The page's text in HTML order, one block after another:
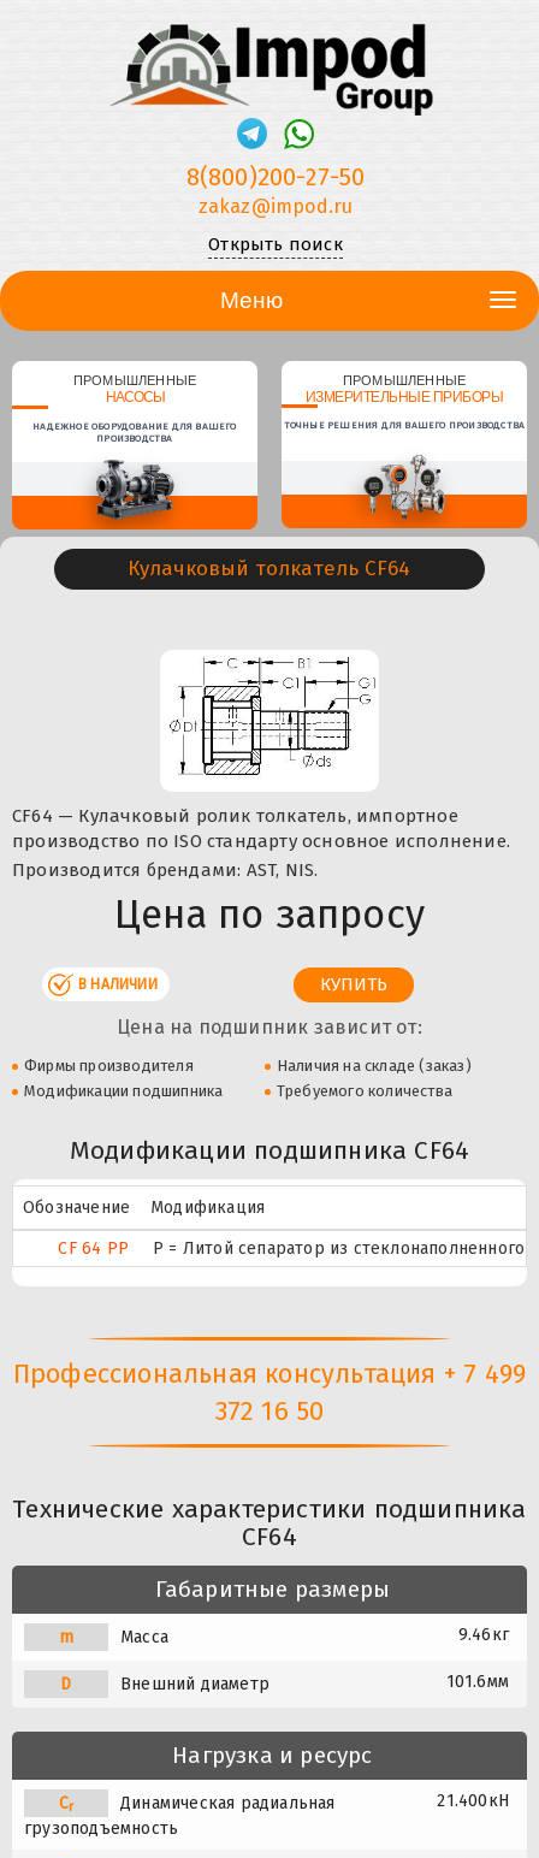
8(800)200-27-50
zakaz@impod.ru
Открыть поиск
Меню
ПРОМЫШЛЕННЫЕ
НАСОСЫ
НАДЕЖНОЕ ОБОРУДОВАНИЕ ДЛЯ ВАШЕГО
ПРОИЗВОДСТВА
ПРОМЫШЛЕННЫЕ
ИЗМЕРИТЕЛЬНЫЕ ПРИБОРЫ
ТОЧНЫЕ РЕШЕНИЯ ДЛЯ ВАШЕГО ПРОИЗВОДСТВА
Кулачковый толкатель CF64
CF64 — Кулачковый ролик толкатель, импортное
производство по ISO стандарту основное исполнение.
Производится брендами: AST, NIS.
Цена по запросу
В НАЛИЧИИ
Цена на подшипник зависит от:
Фирмы производителя
Наличия на складе (заказ)
Модификации подшипника
Требуемого количества
Модификации подшипника CF64
Обозначение
Модификация
CF 64 PP
P = Литой сепаратор из
Профессиональная консультация + 7 499
372 16 50
Технические характеристики подшипника
CF64
Габаритные размеры
m Масса 9.46кг
D Внешний диаметр 101.6мм
Нагрузка и ресурс
Cr
Динамическая радиальная
грузоподъемность
21.400кН